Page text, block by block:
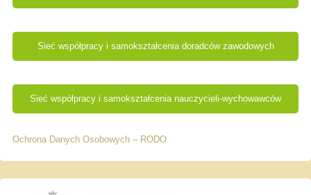
Sieć współpracy i samokształcenia doradców zawodowych
Sieć współpracy i samokształcenia nauczycieli-wychowawców
Ochrona Danych Osobowych – RODO